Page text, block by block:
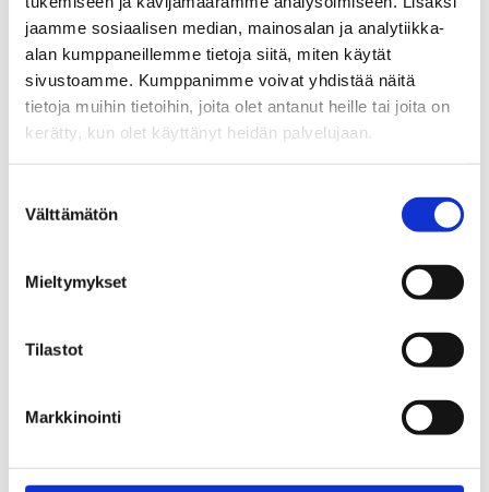
jaamme sosiaalisen median, mainosalan ja analytiikka-
alan kumppaneillemme tietoja siitä, miten käytät
sivustoamme. Kumppanimme voivat yhdistää näitä
tietoja muihin tietoihin, joita olet antanut heille tai joita on
kerätty, kun olet käyttänyt heidän palvelujaan.
valinta
Välttämätön
Mieltymykset
Tilastot
Markkinointi
Lägg Till I Varukorg